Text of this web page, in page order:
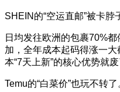
SHEIN的“空运直邮”被卡脖
日均发往欧洲的包裹70%
加，全年成本起码得涨一
本“7天上新”的核心优势就
Temu的“白菜价”也玩不转了